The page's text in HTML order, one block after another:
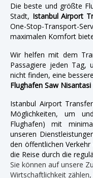
Die beste und größte
Stadt, Istanbul Airport
One-Stop-Transport-
maximalen Komfort
Wir helfen mit dem
Passagiere jeden Tag,
nicht finden, eine
Flughafen Saw
Istanbul Airport
Möglichkeiten, um
Flughafen) mit
unseren
den öffentlichen
die Reise durch die
Sie können auf unsere
Wirtschaftlichkeit